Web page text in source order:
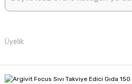
Üyelik